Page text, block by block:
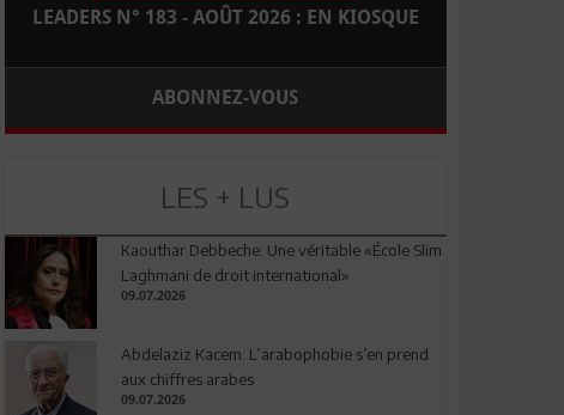
LEADERS N° 183 - AOÛT 2026 : EN KIOSQUE
ABONNEZ-VOUS
LES + LUS
Kaouthar Debbeche: Une véritable «École Slim
Laghmani de droit international»
09.07.2026
Abdelaziz Kacem: L’arabophobie s’en prend
aux chiffres arabes
09.07.2026